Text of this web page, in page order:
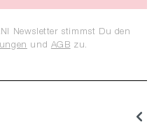
Newsletter stimmst Du den
und AGB zu.